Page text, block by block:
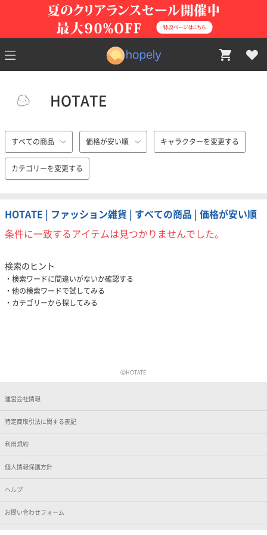
HOTATE
すべての商品 価格が安い順 キャラクターを変更する
カテゴリーを変更する
HOTATE | ファッション雑貨 | すべての商品 | 価格が安い順
条件に一致するアイテムは見つかりませんでした。
検索のヒント
検索ワードに間違いがないか確認する
他の検索ワードで試してみる
カテゴリーから探してみる
ⒸHOTATE
運営会社情報
特定商取引法に関する表記
利用規約
個人情報保護方針
ヘルプ
お問い合わせフォーム